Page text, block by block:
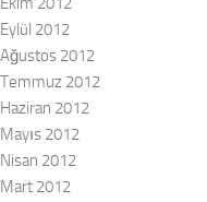
Eylül 2012
Ağustos 2012
Temmuz 2012
Haziran 2012
Mayıs 2012
Nisan 2012
Mart 2012